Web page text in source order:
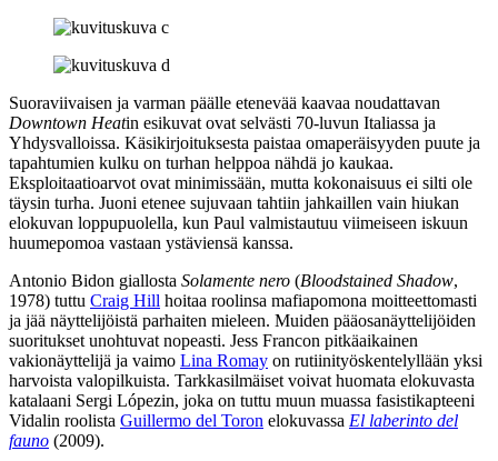
Suoraviivaisen ja varman päälle etenevää kaavaa noudattavan
Downtown Heatin esikuvat ovat selvästi 70‑luvun Italiassa ja
Yhdysvalloissa. Käsikirjoituksesta paistaa omaperäisyyden puute ja
tapahtumien kulku on turhan helppoa nähdä jo kaukaa.
Eksploitaatioarvot ovat minimissään, mutta kokonaisuus ei silti ole
täysin turha. Juoni etenee sujuvaan tahtiin jahkaillen vain hiukan
elokuvan loppupuolella, kun Paul valmistautuu viimeiseen iskuun
huumepomoa vastaan ystäviensä kanssa.
Antonio Bidon giallosta Solamente nero (Bloodstained Shadow,
1978) tuttu Craig Hill hoitaa roolinsa mafiapomona moitteettomasti
ja jää näyttelijöistä parhaiten mieleen. Muiden pääosanäyttelijöiden
suoritukset unohtuvat nopeasti. Jess Francon pitkäaikainen
vakionäyttelijä ja vaimo Lina Romay on rutiinityöskentelyllään yksi
harvoista valopilkuista. Tarkkasilmäiset voivat huomata elokuvasta
katalaani Sergi Lópezin, joka on tuttu muun muassa fasistikapteeni
Vidalin roolista Guillermo del Toron elokuvassa El laberinto del
fauno (2009).